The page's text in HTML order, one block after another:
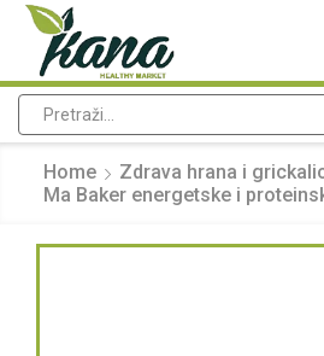
Home
Zdrava hrana i
Ma Baker energetske i